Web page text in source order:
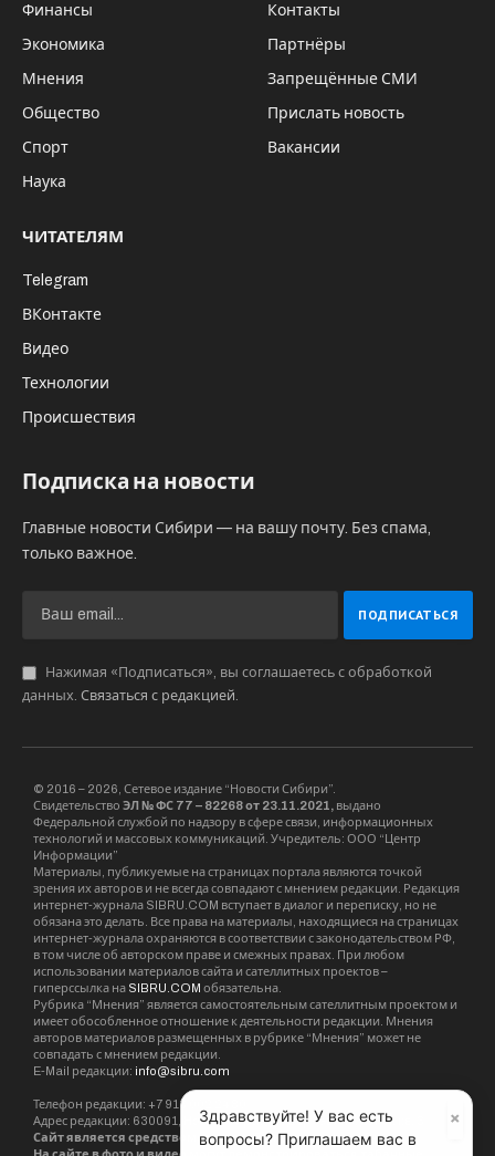
Финансы
Экономика
Мнения
Общество
Спорт
Наука
Контакты
Партнёры
Запрещённые СМИ
Прислать новость
Вакансии
ЧИТАТЕЛЯМ
Telegram
ВКонтакте
Видео
Технологии
Происшествия
Подписка на новости
Главные новости Сибири — на вашу почту. Без спама,
только важное.
Нажимая «Подписаться», вы соглашаетесь с обработкой
данных. Связаться с редакцией
© 2016 – 2026, Сетевое издание “Новости Сибири”.
Свидетельство ЭЛ № ФС 77 – 82268 от 23.11.2021, выдано
Федеральной службой по надзору в сфере связи, информационных
технологий и массовых коммуникаций. Учредитель: ООО “Центр
Информации”
Материалы, публикуемые на страницах портала являются точкой
зрения их авторов и не всегда совпадают с мнением редакции. Редакция
интернет-журнала SIBRU.COM вступает в диалог и переписку, но не
обязана это делать. Все права на материалы, находящиеся на страницах
интернет-журнала охраняются в соответствии с законодательством РФ,
в том числе об авторском праве и смежных правах. При любом
использовании материалов сайта и сателлитных проектов –
гиперссылка на SIBRU.COM обязательна.
Рубрика “Мнения” является самостоятельным сателлитным проектом и
имеет обособленное отношение к деятельности редакции. Мнения
авторов материалов размещенных в рубрике “Мнения” может не
совпадать с мнением редакции.
E-Mail редакции: info@sibru.com
Телефон редакции: +7 913 002 24 80
Адрес редакции: 630091, Новосибирск, ул. Державина, дом 4, кв. 3
Сайт является средством массовой информации. 18+.
На сайте в фото и видео могут демонстрироваться табачные
×
Здравствуйте! У вас есть
вопросы? Приглашаем вас в